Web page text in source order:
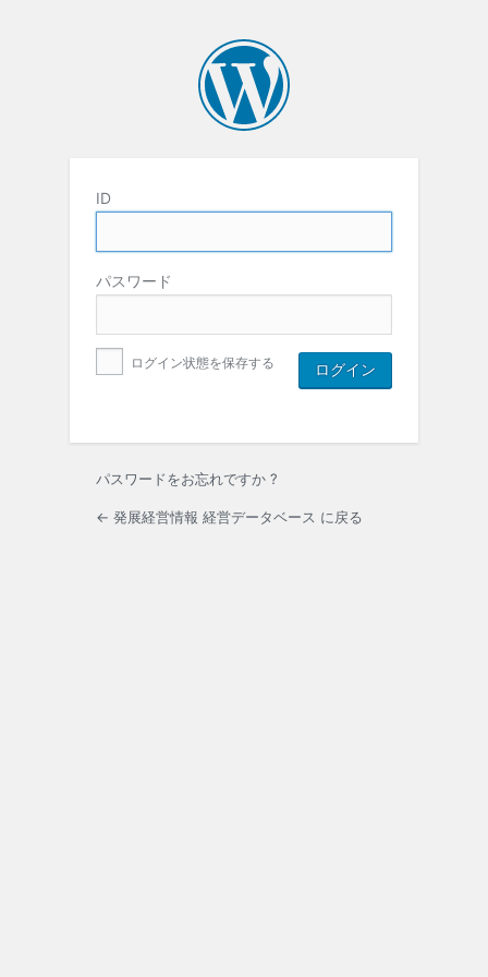
ID
パスワード
ログイン状態を保存する
パスワードをお忘れですか ?
← 発展経営情報 経営データベース に戻る